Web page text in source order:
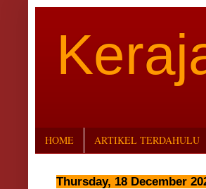
HOME ARTIKEL TERDAHULU
Thursday, 18 December